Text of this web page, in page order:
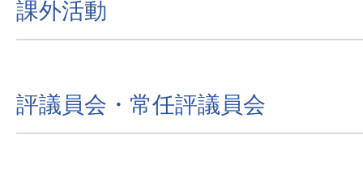
課外活動
評議員会・常任評議員会